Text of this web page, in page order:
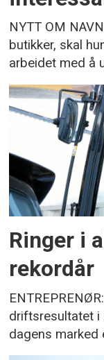
NYTT OM
butikker, skal
arbeidet med å
Ringer i
rekordår
driftsresultatet i
dagens marked